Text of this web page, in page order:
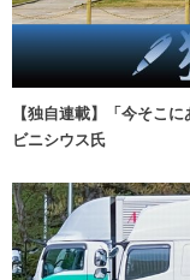
【独自連載】「今そこ
ビニシウス氏